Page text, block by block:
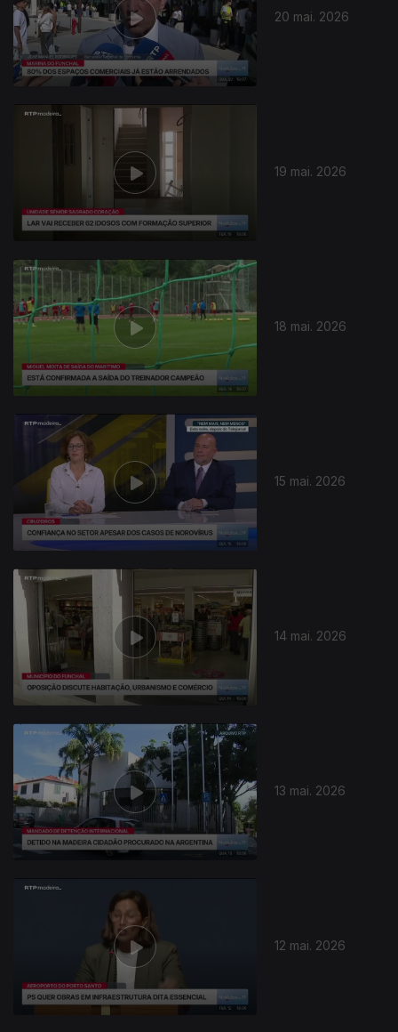
20 mai. 2026
19 mai. 2026
18 mai. 2026
15 mai. 2026
14 mai. 2026
13 mai. 2026
12 mai. 2026